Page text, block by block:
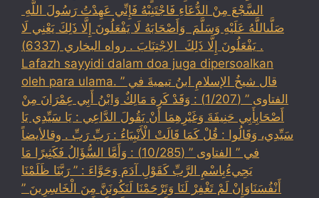
السَّجْعَ ‏‏مِنْ الدُّعَاءِ فَاجْتَنِبْهُ فَإِنِّي عَهِدْتُ رَسُولَ اللَّهِ ‏
‏صَلَّىاللَّهُ عَلَيْهِ وَسَلَّمَ ‏ ‏وَأَصْحَابَهُ لَا يَفْعَلُونَ إِلَّا ذَلِكَ ‏‏يَعْنِي لَا
يَفْعَلُونَ إِلَّا ذَلِكَ ‏ ‏الِاجْتِنَابَ . رواه البخاري (6337) .
Lafazh sayyidi dalam doa juga dipersoalkan
oleh para ulama. قال شيخُ الإسلامِ ابنُ تيميةَ في ”
الفتاوى ” (1/207) : وَقَدْ كَرِهَ مَالِكٌ وَابْنُ أَبِي عِمْرَانَ مِنْ
أَصْحَابِأَبِي حَنِيفَةَ وَغَيْرِهِمَا أَنْ يَقُولَ الدَّاعِي : يَا سَيِّدِي يَا
سَيِّدِي، وَقَالُوا : قُلْ كَمَا قَالَتْ الْأَنْبِيَاءُ : رَبِّ رَبِّ . وقالأيضاً
في ” الفتاوى ” (10/285) : وَأَمَّا السُّؤَالُ فَكَثِيرًا مَا
يَجِيءُبِاسْمِ الرَّبِّ كَقَوْلِ آدَمَ وَحَوَّاءَ : ” رَبَّنَا ظَلَمْنَا
أَنْفُسَنَاوَإِنْ لَمْ تَغْفِرْ لَنَا وَتَرْحَمْنَا لَنَكُونَنَّ مِنَ الْخَاسِرِينَ ”